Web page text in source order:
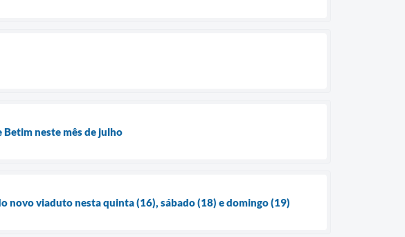
neste mês de julho
novo viaduto nesta quinta (16), sábado (18) e domingo (19)